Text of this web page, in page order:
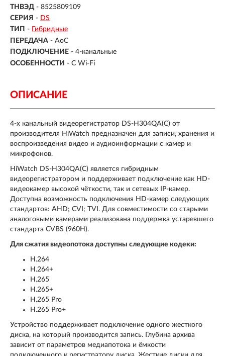
ТНВЭД - 8525809109
СЕРИЯ - DS
ТИП - Гибридные
ПЕРЕДАЧА - AoC
ПОДКЛЮЧЕНИЕ - 4-канальные
ОСОБЕННОСТИ - С Wi-Fi
ОПИСАНИЕ
4-х канальный видеорегистратор DS-H304QA(C) от
производителя HiWatch предназначен для записи, хранения и
воспроизведения видео и аудиоинформации с камер и
микрофонов.
HiWatch DS-H304QA(C) является гибридным
видеорегистратором и поддерживает подключение как HD-
видеокамер высокой чёткости, так и сетевых IP-камер.
Доступна возможность подключения HD-камер следующих
стандартов: AHD; CVI; TVI. Для совместимости со старыми
аналоговыми камерами реализована поддержка устаревшего
стандарта CVBS (960H).
Для сжатия видеопотока доступны следующие кодеки:
H.264
H.264+
H.265
H.265+
H.265 Pro
H.265 Pro+
Устройство поддерживает подключение одного жесткого
диска, на который производится запись. Глубина архива
зависит от параметров медиапотока и ёмкости